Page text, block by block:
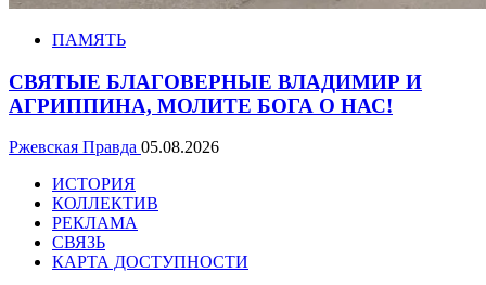
ПАМЯТЬ
СВЯТЫЕ БЛАГОВЕРНЫЕ ВЛАДИМИР И
АГРИППИНА, МОЛИТЕ БОГА О НАС!
Ржевская Правда 05.08.2026
ИСТОРИЯ
КОЛЛЕКТИВ
РЕКЛАМА
СВЯЗЬ
КАРТА ДОСТУПНОСТИ